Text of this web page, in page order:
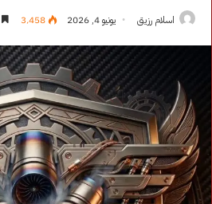
اسلام رزيق يونيو 4, 2026 3٬458